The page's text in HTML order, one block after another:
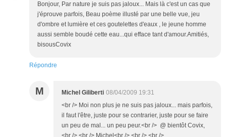
Bonjour, Par nature je suis pas jaloux... Mais là c'est un cas que
j'éprouve parfois, Beau poème illusté par une belle vue, jeu
d'ombre et lumière et ces goutelettes d'eaux , le jeune homme
aussi semble boudé cette eau...qui efface tant d'amour.Amitiés,
bisousCovix
Répondre
M Michel Giliberti 08/04/2009 19:31
<br /> Moi non plus je ne suis pas jaloux... mais parfois,
il faut l'être, juste pour se contrarier, juste pour se faire
un peu de mal... un peu peur.<br /> @ bientôt Covix,